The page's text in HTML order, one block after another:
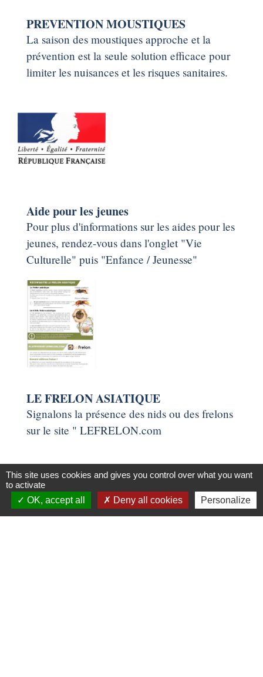
PREVENTION MOUSTIQUES
La saison des moustiques approche et la
prévention est la seule solution efficace pour
limiter les nuisances et les risques sanitaires.
Aide pour les jeunes
Pour plus d'informations sur les aides pour les
jeunes, rendez-vous dans l'onglet "Vie
Culturelle" puis "Enfance / Jeunesse"
LE FRELON ASIATIQUE
Signalons la présence des nids ou des frelons
sur le site " LEFRELON.com
This site uses cookies and gives you control over what you want
to activate
OK, accept all
Deny all cookies Personalize